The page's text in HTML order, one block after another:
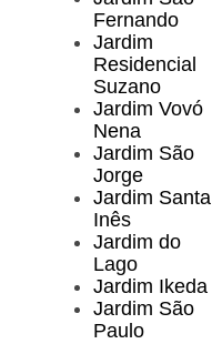
Fernando
Jardim
Residencial
Suzano
Jardim Vovó
Nena
Jardim São
Jorge
Jardim Santa
Inês
Jardim do
Lago
Jardim Ikeda
Jardim São
Paulo